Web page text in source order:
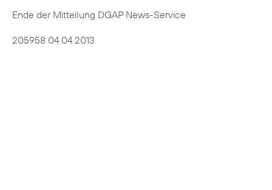
Ende der Mitteilung DGAP News-Service
205958 04.04.2013